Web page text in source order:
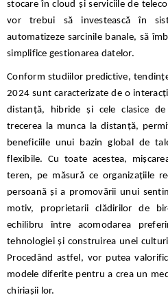
stocare în cloud și serviciile de
vor trebui să investească în
automatizeze sarcinile banale, să
simplifice gestionarea datelor.
Conform studiilor predictive,
2024 sunt caracterizate de o
distanță, hibride și cele clasice
trecerea la munca la distanță,
beneficiile unui bazin global de
flexibile. Cu toate acestea,
teren, pe măsură ce organizațiile
persoană și a promovării unui
motiv, proprietarii clădirilor de
echilibru între acomodarea
tehnologiei și construirea unei
Procedând astfel, vor putea
modele diferite pentru a crea un
chiriașii lor.